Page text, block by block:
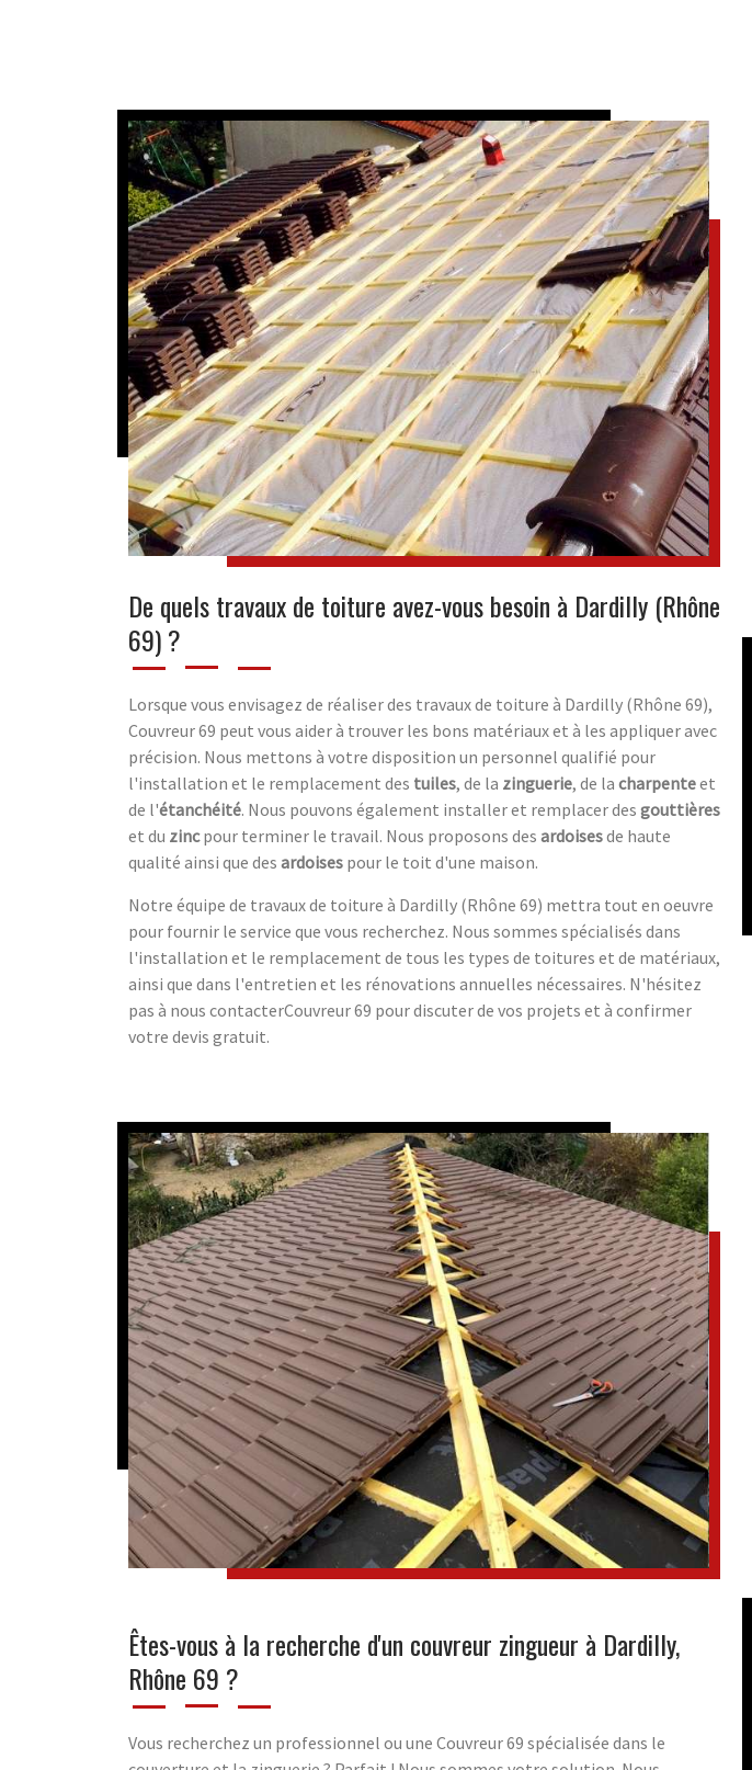
De quels travaux de toiture avez-vous besoin à Dardilly (Rhône
69) ?
Lorsque vous envisagez de réaliser des travaux de toiture à Dardilly (Rhône 69),
Couvreur 69 peut vous aider à trouver les bons matériaux et à les appliquer avec
précision. Nous mettons à votre disposition un personnel qualifié pour
l'installation et le remplacement des tuiles, de la zinguerie, de la charpenteet
de l'étanchéité. Nous pouvons également installer et remplacer des gouttières
et du zincpour terminer le travail. Nous proposons des ardoisesde haute
qualité ainsi que des ardoises pour le toit d'une maison.
Notre équipe de travaux de toiture à Dardilly (Rhône 69) mettra tout en oeuvre
pour fournir le service que vous recherchez. Nous sommes spécialisés dans
l'installation et le remplacement de tous les types de toitures et de matériaux,
ainsi que dans l'entretien et les rénovations annuelles nécessaires. N'hésitez
pas à nous contacterCouvreur 69 pour discuter de vos projets et à confirmer
votre devis gratuit.
Êtes-vous à la recherche d'un couvreur zingueur à Dardilly,
Rhône 69 ?
Vous recherchez un professionnel ou une Couvreur 69 spécialisée dans le